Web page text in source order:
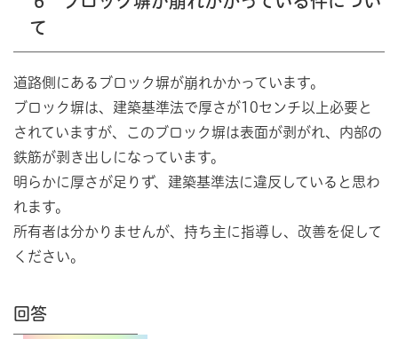
て
道路側にあるブロック塀が崩れかかっています。
ブロック塀は、建築基準法で厚さが10センチ以上必要と
されていますが、このブロック塀は表面が剥がれ、内部の
鉄筋が剥き出しになっています。
明らかに厚さが足りず、建築基準法に違反していると思わ
れます。
所有者は分かりませんが、持ち主に指導し、改善を促して
ください。
回答